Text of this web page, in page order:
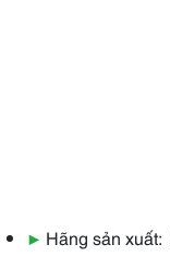
▶ Hãng sản xuất: